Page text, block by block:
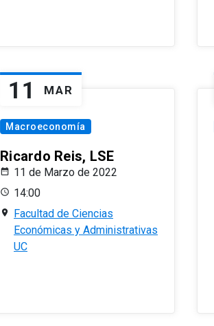
11 MAR
Macroeconomía
Ricardo Reis, LSE
11 de Marzo de 2022
14:00
Facultad de Ciencias
Económicas y Administrativas
UC